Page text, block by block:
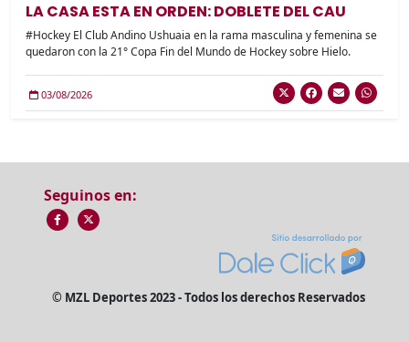
LA CASA ESTA EN ORDEN: DOBLETE DEL CAU
#Hockey El Club Andino Ushuaia en la rama masculina y femenina se
quedaron con la 21° Copa Fin del Mundo de Hockey sobre Hielo.
03/08/2026
Seguinos en:
© MZL Deportes 2023 - Todos los derechos Reservados